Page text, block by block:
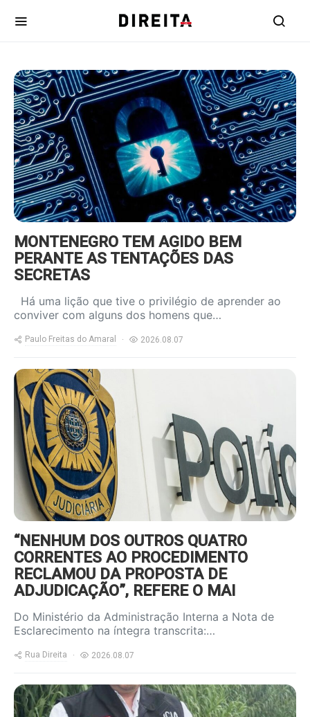
https://www.ruadireita.pt/wp-
content/uploads/2022/05/cybersecurity-
1-800x600.jpg
MONTENEGRO TEM AGIDO BEM
PERANTE AS TENTAÇÕES DAS
SECRETAS
Há uma lição que tive o privilégio de aprender ao
conviver com alguns dos homens que…
Paulo Freitas do Amaral 2026.08.07
https://www.ruadireita.pt/wp-
content/uploads/2026/08/pjota-
800x600.jpg
“NENHUM DOS OUTROS QUATRO
CORRENTES AO PROCEDIMENTO
RECLAMOU DA PROPOSTA DE
ADJUDICAÇÃO”, REFERE O MAI
Do Ministério da Administração Interna a Nota de
Esclarecimento na íntegra transcrita:…
Rua Direita 2026.08.07
https://www.ruadireita.pt/wp-
content/uploads/2026/08/Ave-